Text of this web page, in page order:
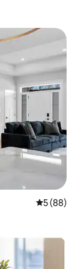
5 de uma
5 (88)